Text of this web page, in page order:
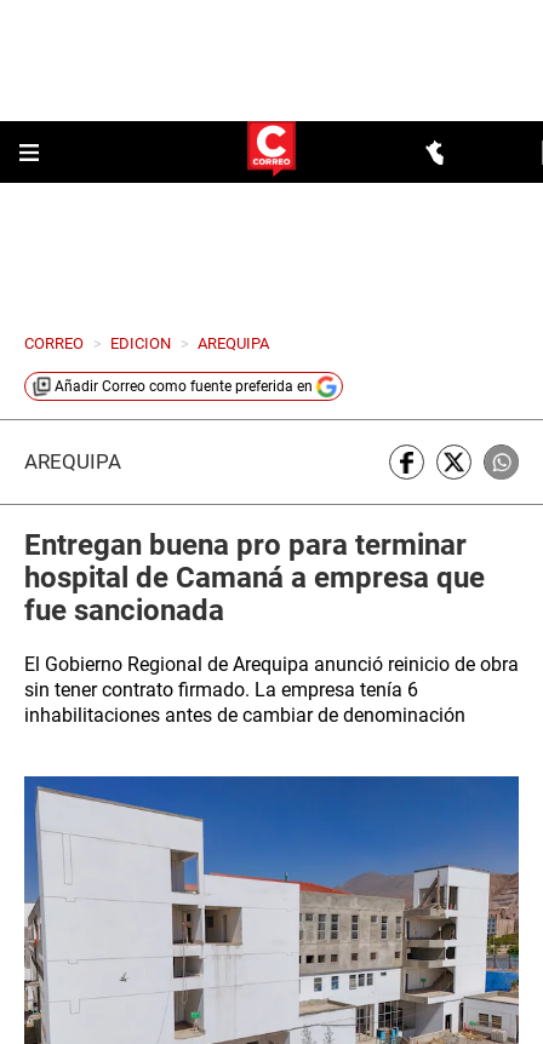
CORREO > EDICION > AREQUIPA
Añadir Correo como fuente preferida en
AREQUIPA
Entregan buena pro para terminar
hospital de Camaná a empresa que
fue sancionada
El Gobierno Regional de Arequipa anunció reinicio de obra
sin tener contrato firmado. La empresa tenía 6
inhabilitaciones antes de cambiar de denominación